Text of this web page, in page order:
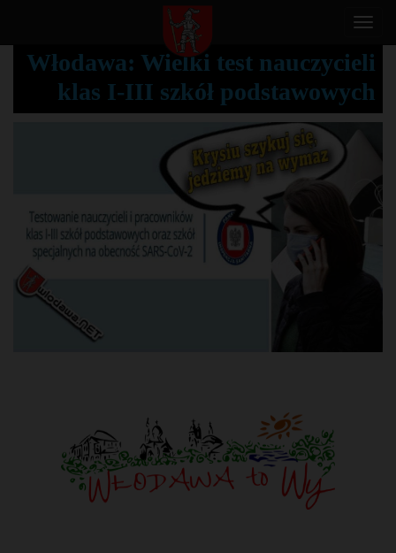
T
g
g
l
i
a
Włodawa: Wielki test nauczycieli
klas I-III szkół podstawowych